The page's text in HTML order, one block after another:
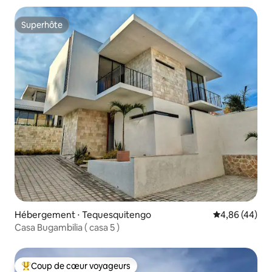
Superhôte
Superhôte
Hébergement ⋅ Tequesquitengo Évaluation
4,86 (44)
Casa Bugambilia ( casa 5 )
Coup de cœur voyageurs